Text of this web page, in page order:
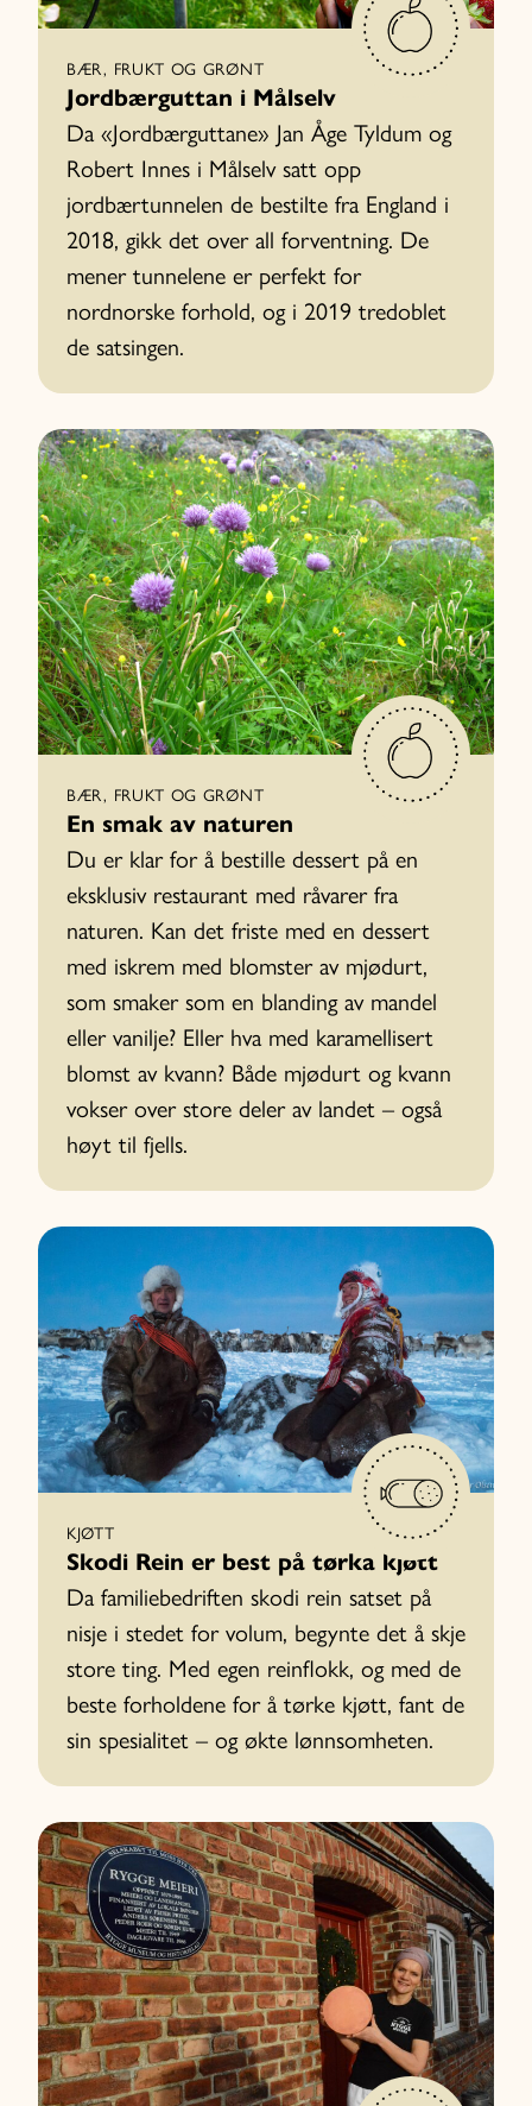
BÆR, FRUKT OG GRØNT
Jordbærguttan i Målselv
Da «Jordbærguttane» Jan Åge Tyldum og
Robert Innes i Målselv satt opp
jordbærtunnelen de bestilte fra England i
2018, gikk det over all forventning. De
mener tunnelene er perfekt for
nordnorske forhold, og i 2019 tredoblet
de satsingen.
BÆR, FRUKT OG GRØNT
En smak av naturen
Du er klar for å bestille dessert på en
eksklusiv restaurant med råvarer fra
naturen. Kan det friste med en dessert
med iskrem med blomster av mjødurt,
som smaker som en blanding av mandel
eller vanilje? Eller hva med karamellisert
blomst av kvann? Både mjødurt og kvann
vokser over store deler av landet – også
høyt til fjells.
KJØTT
Skodi Rein er best på tørka kjøtt
Da familiebedriften skodi rein satset på
nisje i stedet for volum, begynte det å skje
store ting. Med egen reinflokk, og med de
beste forholdene for å tørke kjøtt, fant de
sin spesialitet – og økte lønnsomheten.